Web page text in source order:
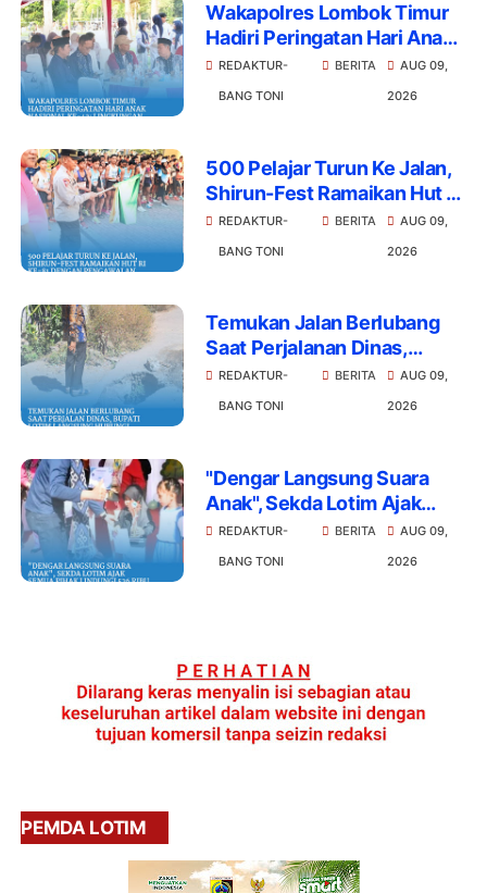
Wakapolres Lombok Timur
Hadiri Peringatan Hari Anak
Nasional Ke-42: Lingkungan
Aman Adalah Tanggung
REDAKTUR-
BANG TONI
BERITA
AUG 09,
2026
500 Pelajar Turun Ke Jalan,
Shirun-Fest Ramaikan Hut Ri
Ke-81 dengan Pengawalan
Ketat Polisi
REDAKTUR-
BANG TONI
BERITA
AUG 09,
2026
Temukan Jalan Berlubang
Saat Perjalanan Dinas,
Bupati Lotim Langsung
Hubungi Kadis PUPR
REDAKTUR-
BANG TONI
BERITA
AUG 09,
2026
"Dengar Langsung Suara
Anak", Sekda Lotim Ajak
Semua Pihak Lindungi 526
Ribu Generasi Emas
REDAKTUR-
BANG TONI
BERITA
AUG 09,
2026
PEMDA LOTIM